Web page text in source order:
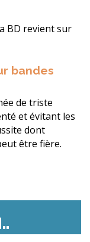
BD revient sur
bandes
de triste
et évitant les
dont
être fière.